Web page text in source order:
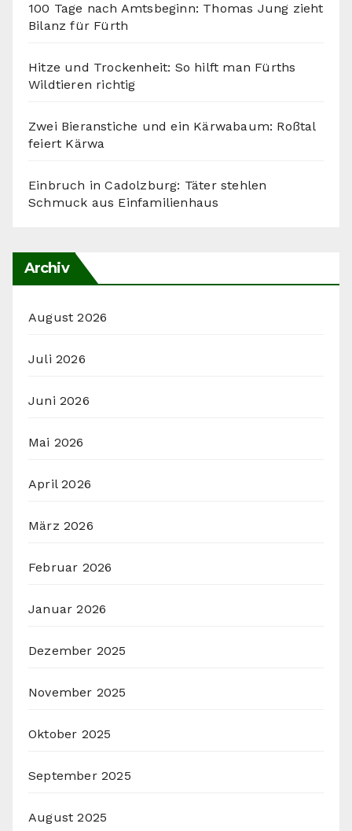
100 Tage nach Amtsbeginn: Thomas Jung zieht
Bilanz für Fürth
Hitze und Trockenheit: So hilft man Fürths
Wildtieren richtig
Zwei Bieranstiche und ein Kärwabaum: Roßtal
feiert Kärwa
Einbruch in Cadolzburg: Täter stehlen
Schmuck aus Einfamilienhaus
Archiv
August 2026
Juli 2026
Juni 2026
Mai 2026
April 2026
März 2026
Februar 2026
Januar 2026
Dezember 2025
November 2025
Oktober 2025
September 2025
August 2025